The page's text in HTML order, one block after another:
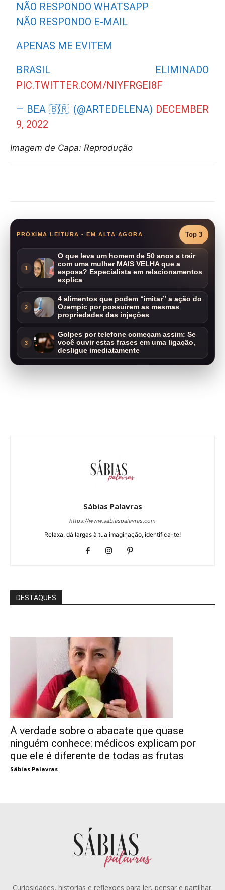
NÃO RESPONDO WHATSAPP
NÃO RESPONDO E-MAIL
APENAS ME EVITEM
BRASIL ELIMINADO
PIC.TWITTER.COM/NIYFRGEI8F
— BEA 🇧🇷 (@ARTEDELENA) DECEMBER
9, 2022
Imagem de Capa: Reprodução
PRÓXIMA LEITURA - EM ALTA AGORA Top 3
1
O que leva um homem de 50 anos a trair
com uma mulher MAIS VELHA que a
esposa? Especialista em relacionamentos
explica
2
4 alimentos que podem “imitar” a ação do
Ozempic por possuírem as mesmas
propriedades das injeções
3
Golpes por telefone começam assim: Se
você ouvir estas frases em uma ligação,
desligue imediatamente
Sábias Palavras
https://www.sabiaspalavras.com
Relaxa, dá largas à tua imaginação, identifica-te!
DESTAQUES
A verdade sobre o abacate que quase
ninguém conhece: médicos explicam por
que ele é diferente de todas as frutas
Sábias Palavras
Curiosidades, historias e reflexoes para ler, pensar e partilhar.